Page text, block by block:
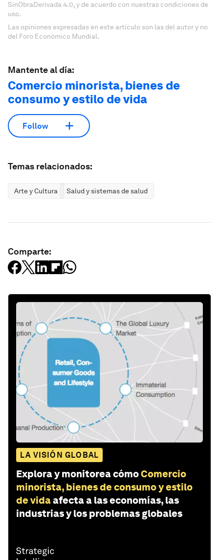
SinObraDerivada 4.0, y de acuerdo con nuestras condiciones de
uso.
Las opiniones expresadas en este artículo son las del autor y no
del Foro Económico Mundial.
Mantente al día:
Comercio minorista, bienes de
consumo y estilo de vida
Follow
Temas relacionados:
Arte y Cultura Salud y sistemas de salud
Comparte:
LA VISIÓN GLOBAL
Explora y monitorea cómoComercio
minorista, bienes de consumo y estilo
de vidaafecta a las economías, las
industrias y los problemas globales